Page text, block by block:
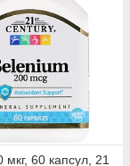
60 капсул, 21